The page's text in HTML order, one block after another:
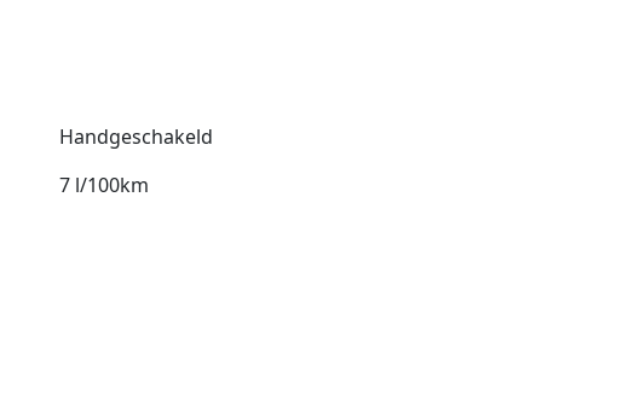
Handgeschakeld
7 l/100km